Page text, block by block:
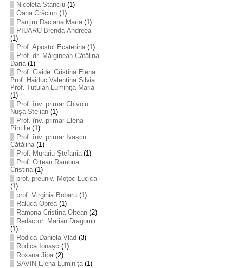
Nicoleta Stanciu(1)
Oana Crăciun(1)
Panțiru Daciana Maria(1)
PIUARU Brenda-Andreea
(1)
Prof. Apostol Ecaterina(1)
Prof. dr. Mărginean Cătălina
Daria(1)
Prof. Gaidei Cristina Elena.
Prof. Haiduc Valentina Silvia
Prof. Tutuian Luminița Maria
(1)
Prof. înv. primar Chivoiu
Nușa Stelian(1)
Prof. înv. primar Elena
Pintilie(1)
Prof. înv. primar Ivașcu
Cătălina(1)
Prof. Murariu Ștefania(1)
Prof. Oltean Ramona
Cristina(1)
prof. preuniv. Moțoc Lucica
(1)
prof. Virginia Bobaru(1)
Raluca Oprea(1)
Ramona Cristina Oltean(2)
Redactor: Marian Dragomir
(1)
Rodica Daniela Vlad (3)
Rodica Ionașc (1)
Roxana Jipa(2)
SAVIN Elena Luminița(1)